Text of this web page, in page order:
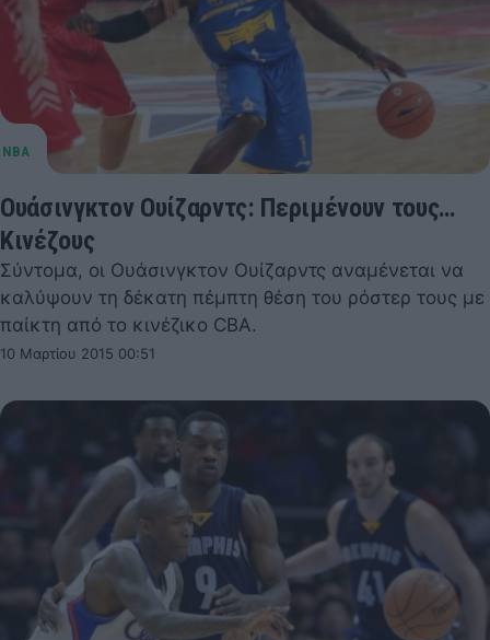
Ουάσινγκτον Ουίζαρντς: Περιμένουν τους…
Κινέζους
Σύντομα, οι Ουάσινγκτον Ουίζαρντς αναμένεται να
καλύψουν τη δέκατη πέμπτη θέση του ρόστερ τους με
παίκτη από το κινέζικο CBA.
10 Μαρτίου 2015 00:51